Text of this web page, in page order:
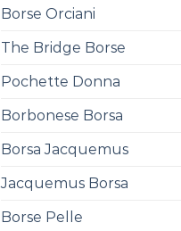
Borse Orciani
The Bridge Borse
Pochette Donna
Borbonese Borsa
Borsa Jacquemus
Jacquemus Borsa
Borse Pelle